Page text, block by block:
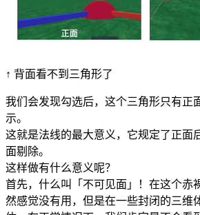
↑ 背面看不到三角形了
我们会发现勾选后，这个三角形只有正
示。
这就是法线的最大意义，它规定了正面
面剔除。
这样做有什么意义呢？
首先，什么叫「不可见面」！在这个赤
然感觉没有用，但是在一些封闭的三维